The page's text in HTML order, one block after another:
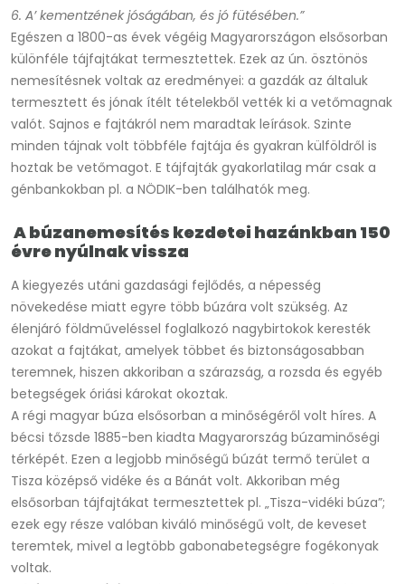
6. A’ kementzének jóságában, és jó fütésében.”
Egészen a 1800-as évek végéig Magyarországon elsősorban
különféle tájfajtákat termesztettek. Ezek az ún. ösztönös
nemesítésnek voltak az eredményei: a gazdák az általuk
termesztett és jónak ítélt tételekből vették ki a vetőmagnak
valót. Sajnos e fajtákról nem maradtak leírások. Szinte
minden tájnak volt többféle fajtája és gyakran külföldről is
hoztak be vetőmagot. E tájfajták gyakorlatilag már csak a
génbankokban pl. a NÖDIK-ben találhatók meg.
A búzanemesítés kezdetei hazánkban 150
évre nyúlnak vissza
A kiegyezés utáni gazdasági fejlődés, a népesség
növekedése miatt egyre több búzára volt szükség. Az
élenjáró földműveléssel foglalkozó nagybirtokok keresték
azokat a fajtákat, amelyek többet és biztonságosabban
teremnek, hiszen akkoriban a szárazság, a rozsda és egyéb
betegségek óriási károkat okoztak.
A régi magyar búza elsősorban a minőségéről volt híres. A
bécsi tőzsde 1885-ben kiadta Magyarország búzaminőségi
térképét. Ezen a legjobb minőségű búzát termő terület a
Tisza középső vidéke és a Bánát volt. Akkoriban még
elsősorban tájfajtákat termesztettek pl. „Tisza-vidéki búza”;
ezek egy része valóban kiváló minőségű volt, de keveset
teremtek, mivel a legtöbb gabonabetegségre fogékonyak
voltak.